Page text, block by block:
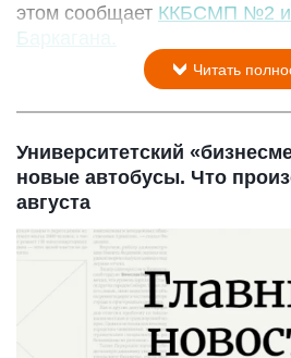
этом сообщает ККБСМП №2
Баркагана.
Читать
Университетский
новые автобусы. Что
августа